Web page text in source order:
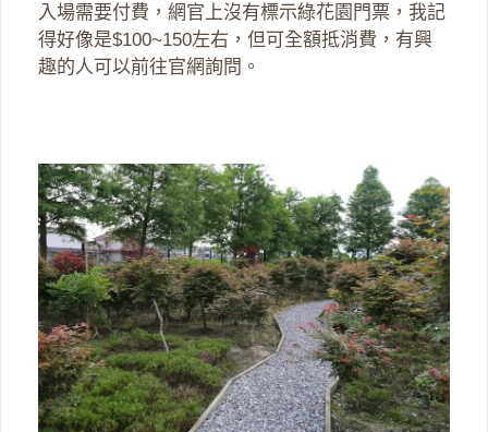
入場需要付費，網官上沒有標示綠花園門票，我記
得好像是$100~150左右，但可全額抵消費，有興
趣的人可以前往官網詢問。